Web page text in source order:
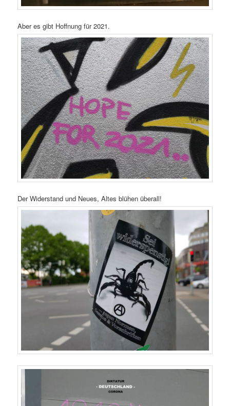
Aber es gibt Hoffnung für 2021.
Der Widerstand und Neues, Altes blühen überall!